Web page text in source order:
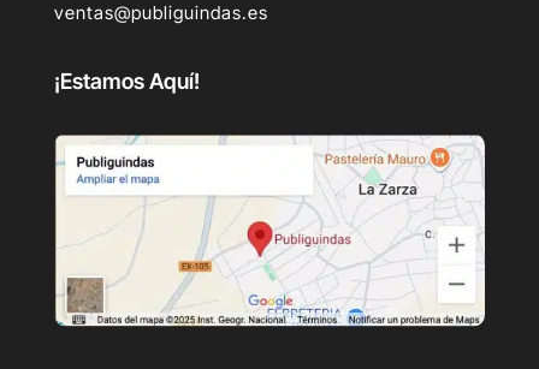
ventas@publiguindas.es
¡Estamos Aquí!